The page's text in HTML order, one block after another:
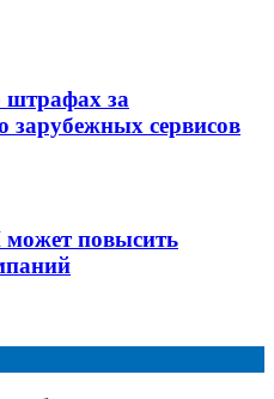
штрафах за
сервисов
повысить